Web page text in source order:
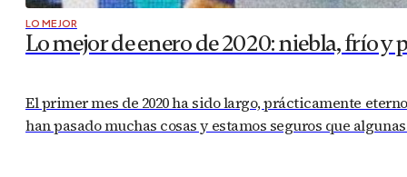
LO MEJOR
Lo mejor de enero de 2020: niebla, frío y
El primer mes de 2020 ha sido largo, prácticamente
han pasado muchas cosas y estamos seguros que